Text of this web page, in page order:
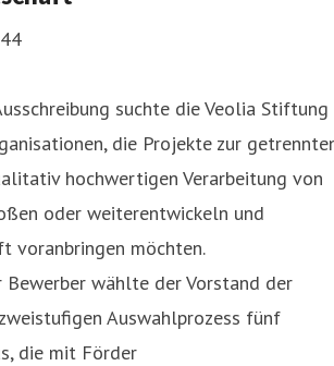
suchte die Veolia Stiftung
die Projekte zur
hochwertigen Verarbeitung von
oder weiterentwickeln und
voranbringen möchten.
Bewerber wählte der Vorstand der
Auswahlprozess fünf
die mit Förder